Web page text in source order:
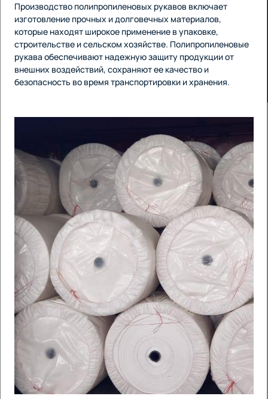
Производство полипропиленовых рукавов включает
изготовление прочных и долговечных материалов,
которые находят широкое применение в упаковке,
строительстве и сельском хозяйстве. Полипропиленовые
рукава обеспечивают надежную защиту продукции от
внешних воздействий, сохраняют ее качество и
безопасность во время транспортировки и хранения.